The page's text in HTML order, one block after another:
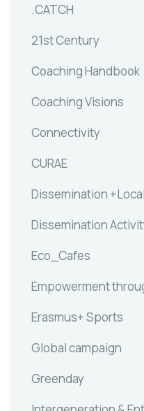
.CATCH
21st Century
Coaching Handbook
Coaching Visions
Connectivity
CURAE
Dissemination
Dissemination
Eco_Cafes
Empowerment
Erasmus+ Sports
Global campaign
Greenday